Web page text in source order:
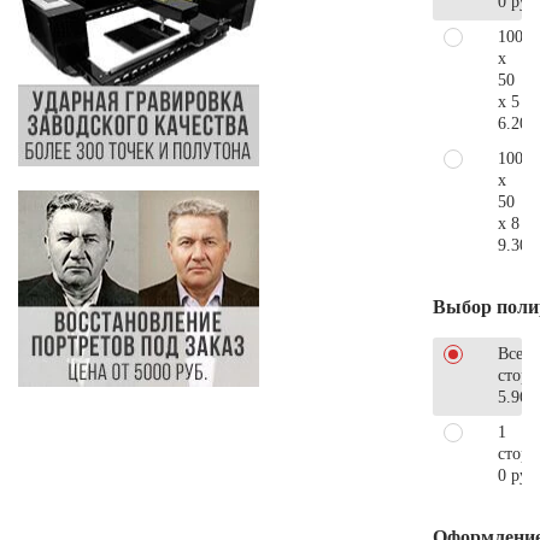
100
x
50
x 5
100
x
50
x 8
Выбор
Все
1
0 руб.